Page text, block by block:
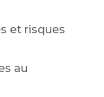
et risques
au